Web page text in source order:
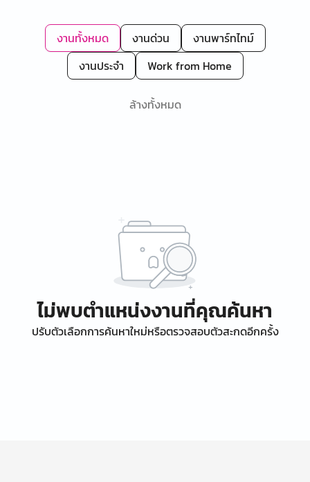
งานทั้งหมด งานด่วน
งานพาร์ทไทม์
งานประจำ
Work from Home
ล้างทั้งหมด
ไม่พบตำแหน่งงานที่คุณค้นหา
ปรับตัวเลือกการค้นหาใหม่หรือตรวจสอบตัวสะกดอีกครั้ง